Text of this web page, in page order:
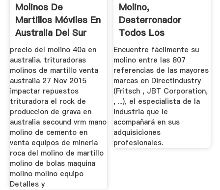
Molinos De
Martillos Móviles En
Australia Del Sur
precio del molino 40a en
australia. trituradoras
molinos de martillo venta
australia 27 Nov 2015
impactar repuestos
trituradora el rock de
produccion de grava en
australia secound vrm mano
molino de cemento en
venta equipos de mineria
roca del molino de martillo
molino de bolas maquina
molino molino equipo
Detalles y
Molino,
Desterronador
Todos Los
Fabricantes
Industriales ...
Encuentre fácilmente su
molino entre las 807
referencias de las mayores
marcas en DirectIndustry
(Fritsch , JBT Corporation,
, ...), el especialista de la
industria que le
acompañará en sus
adquisiciones
profesionales.